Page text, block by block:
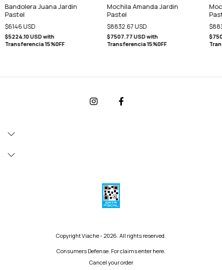
Bandolera Juana Jardin
Pastel
$6146 USD
$5224.10 USDwith
Transferencia 15%0FF
Mochila Amanda Jardin
Pastel
$8832.67 USD
$7507.77 USDwith
Transferencia 15%0FF
Copyright Viache - 2026. All rights reserved.
Consumers Defense. For claimsenter here.
Cancel your order